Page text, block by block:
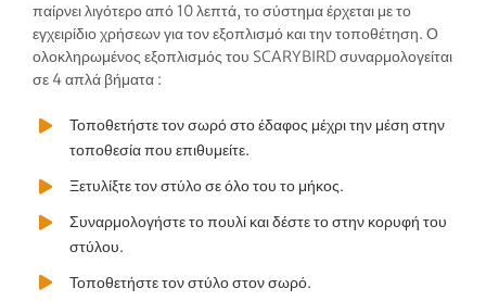
παίρνει λιγότερο από 10 λεπτά, το σύστημα έρχεται με το
εγχειρίδιο χρήσεων για τον εξοπλισμό και την τοποθέτηση. Ο
ολοκληρωμένος εξοπλισμός του SCARYBIRD συναρμολογείται
σε 4 απλά βήματα :
Τοποθετήστε τον σωρό στο έδαφος μέχρι την μέση στην
τοποθεσία που επιθυμείτε.
Ξετυλίξτε τον στύλο σε όλο του το μήκος.
Συναρμολογήστε το πουλί και δέστε το στην κορυφή του
στύλου.
Τοποθετήστε τον στύλο στον σωρό.